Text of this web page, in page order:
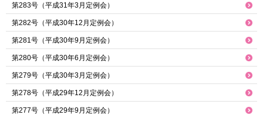
第283号（平成31年3月定例会）
第282号（平成30年12月定例会）
第281号（平成30年9月定例会）
第280号（平成30年6月定例会）
第279号（平成30年3月定例会）
第278号（平成29年12月定例会）
第277号（平成29年9月定例会）